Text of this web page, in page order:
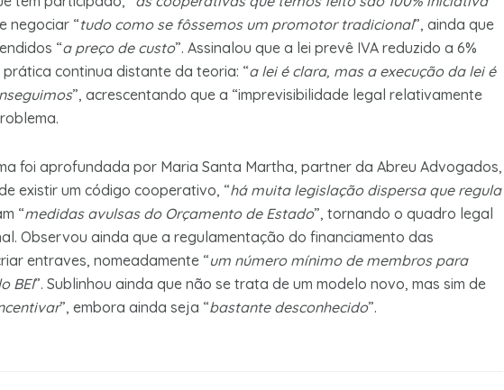
negociar “tudo como se fôssemos um promotor tradicional”, ainda que
“a preço de custo”. Assinalou que a lei prevê IVA reduzido a 6%
continua distante da teoria: “a lei é clara, mas a execução da lei é
”, acrescentando que a “imprevisibilidade legal relativamente
foi aprofundada por Maria Santa Martha, partner da Abreu Advogados,
existir um código cooperativo, “há muita legislação dispersa que regula
“medidas avulsas do Orçamento de Estado”, tornando o quadro legal
Observou ainda que a regulamentação do financiamento das
entraves, nomeadamente “um número mínimo de membros para
BEI”. Sublinhou ainda que não se trata de um modelo novo, mas sim de
”, embora ainda seja “bastante desconhecido”.